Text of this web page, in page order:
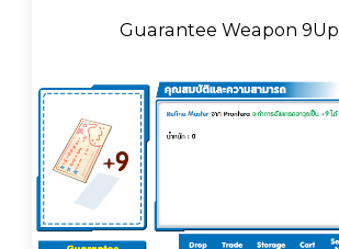
Guarantee Weapon 9Up